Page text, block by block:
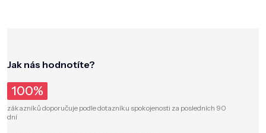
Jak nás hodnotíte?
100%
zákazníků doporučuje podle dotazníku spokojenosti za posledních 90
dní